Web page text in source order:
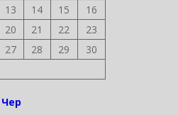
13 14 15
16
20 21 22
23
27 28 29
30